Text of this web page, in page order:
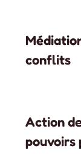
conflits
Action
pouvoirs